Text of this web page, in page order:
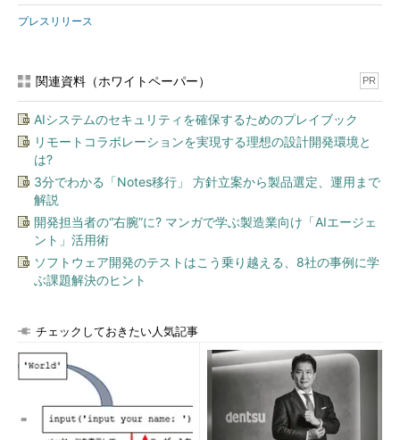
プレスリリース
関連資料（ホワイトペーパー） PR
AIシステムのセキュリティを確保するためのプレイブック
リモートコラボレーションを実現する理想の設計開発環境と
は?
3分でわかる「Notes移行」 方針立案から製品選定、運用まで
解説
開発担当者の“右腕”に? マンガで学ぶ製造業向け「AIエージェ
ント」活用術
ソフトウェア開発のテストはこう乗り越える、8社の事例に学
ぶ課題解決のヒント
チェックしておきたい人気記事